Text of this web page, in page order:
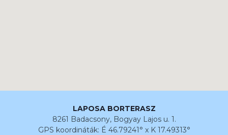
LAPOSA BORTERASZ
8261 Badacsony, Bogyay Lajos u. 1.
GPS koordináták: É 46.79241° x K 17.49313°